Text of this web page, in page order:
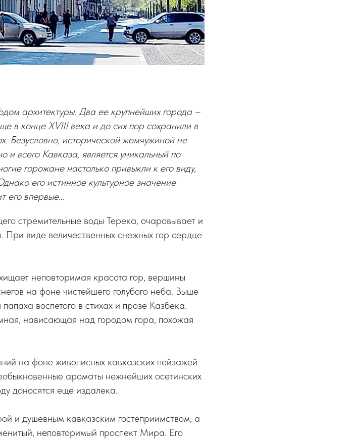
архитектуры. Два ее крупнейших города –
в конце XVIII века и до сих пор сохранили в
Безусловно, исторической жемчужиной не
и всего Кавказа, является уникальный по
горожане настолько привыкли к его виду,
его истинное культурное значение
его впервые…
стремительные воды Терека, очаровывает и
При виде величественных снежных гор сердце
неповторимая красота гор, вершины
на фоне чистейшего голубого неба. Выше
воспетого в стихах и прозе Казбека.
нависающая над городом гора, похожая
на фоне живописных кавказских пейзажей
ароматы нежнейших осетинских
доносятся еще издалека.
и душевным кавказским гостеприимством, а
неповторимый проспект Мира. Его